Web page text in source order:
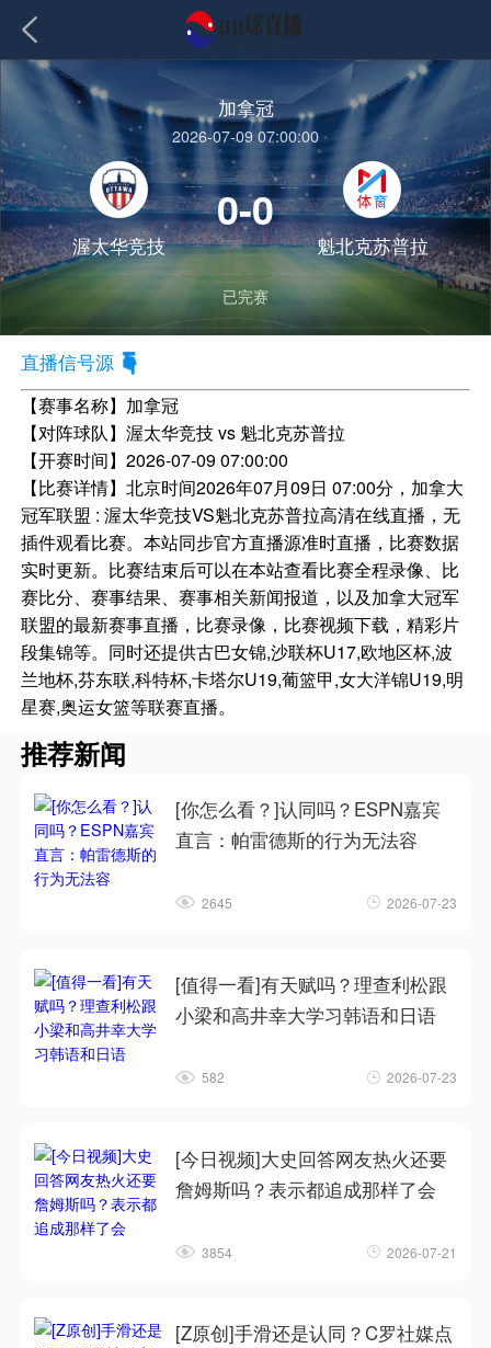
加拿冠
2026-07-09 07:00:00
渥太华竞技
0-0
魁北克苏普拉
已完赛
直播信号源
【赛事名称】 加拿冠
【对阵球队】渥太华竞技 vs 魁北克苏普拉
【开赛时间】2026-07-09 07:00:00
【比赛详情】北京时间2026年07月09日 07:00分，加拿大
冠军联盟 : 渥太华竞技VS魁北克苏普拉高清在线直播，无
插件观看比赛。本站同步官方直播源准时直播，比赛数据
实时更新。比赛结束后可以在本站查看比赛全程录像、比
赛比分、赛事结果、赛事相关新闻报道，以及加拿大冠军
联盟的最新赛事直播，比赛录像，比赛视频下载，精彩片
段集锦等。同时还提供古巴女锦,沙联杯U17,欧地区杯,波
兰地杯,芬东联,科特杯,卡塔尔U19,葡篮甲,女大洋锦U19,明
星赛,奥运女篮等联赛直播。
推荐新闻
[你怎么看？]认同吗？ESPN嘉宾
直言：帕雷德斯的行为无法容
2645 2026-07-23
[值得一看]有天赋吗？理查利松跟
小梁和高井幸大学习韩语和日语
582 2026-07-23
[今日视频]大史回答网友热火还要
詹姆斯吗？表示都追成那样了会
3854 2026-07-21
[Z原创]手滑还是认同？C罗社媒点